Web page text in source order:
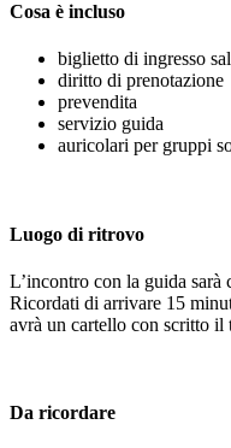
Cosa è incluso
biglietto di ingresso
diritto di prenotazione
prevendita
servizio guida
auricolari per gruppi
Luogo di ritrovo
L’incontro con la guida
Ricordati di arrivare 15
avrà un cartello con scritto il
Da ricordare